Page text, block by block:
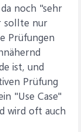
noch "sehr
sollte nur
Prüfungen
ist, und
Prüfung
"Use Case"
wird oft auch